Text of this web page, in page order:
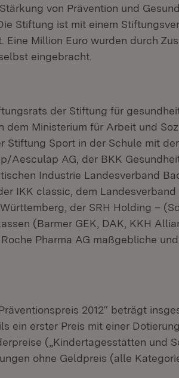
von Prävention und
Stiftung ist mit einem
Eine Million Euro wurden durch
eingebracht.
der Stiftung für
Ministerium für Arbeit und
Stiftung Sport in der Schule mit
Aesculap AG, der BKK
Industrie Landesverband
IKK classic, dem Landesverband
der SRH Holding –
(Barmer GEK, DAK, KKH
Roche Pharma AG maßgebliche
2012“ beträgt
ein erster Preis mit einer
(„Kindertagesstätten und
ohne Geldpreis (alle